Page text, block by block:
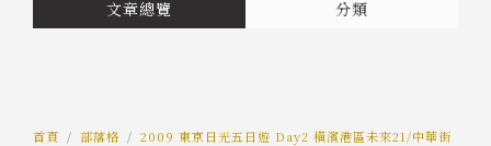
我的作品
文章總覽 分類
首頁 部落格 2009 東京日光五日遊 Day2 橫濱港區未來21/中華街